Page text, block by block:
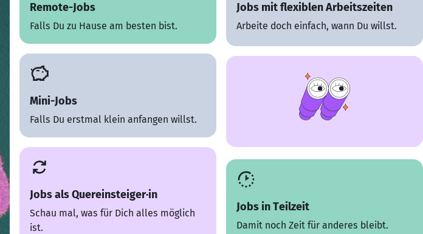
Remote-Jobs
Falls Du zu Hause am besten bist.
Mini-Jobs
Falls Du erstmal klein anfangen willst.
Jobs als Quereinsteiger·in
Schau mal, was für Dich alles möglich
ist.
Jobs mit flexiblen Arbeitszeiten
Arbeite doch einfach, wann Du willst.
Jobs in Teilzeit
Damit noch Zeit für anderes bleibt.